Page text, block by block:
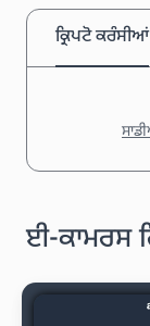
ਕ੍ਰਿਪਟੋ ਕਰੰਸੀਆਂ
ਈ-ਕਾਮਰਸ